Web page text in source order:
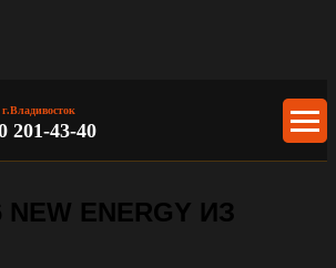
201-43-40
NEW ENERGY ИЗ